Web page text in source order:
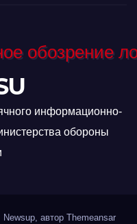
информационно-
обороны
Newsup, автор Themeansar